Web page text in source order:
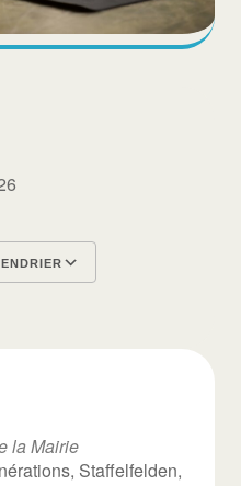
la Mairie
Staffelfelden,